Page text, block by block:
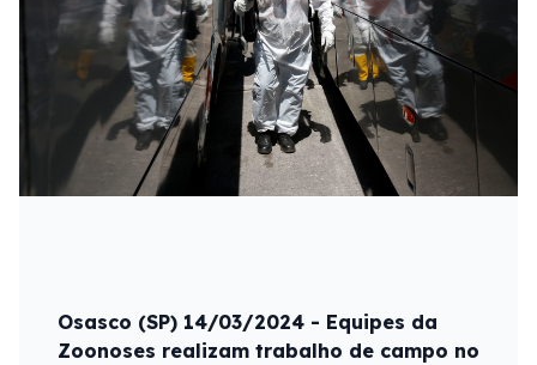
Osasco (SP) 14/03/2024 - Equipes da
Zoonoses realizam trabalho de campo no